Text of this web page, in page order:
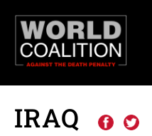
IRAQ